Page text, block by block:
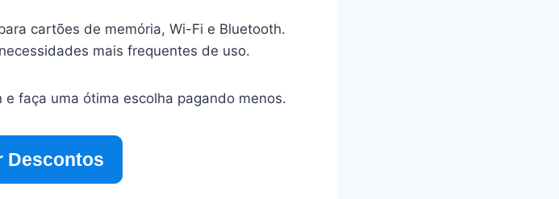
cartões de memória, Wi-Fi e Bluetooth.
mais frequentes de uso.
faça uma ótima escolha pagando menos.
Descontos